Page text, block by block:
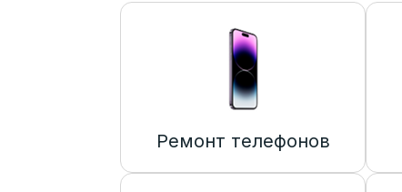
Ремонт телефонов